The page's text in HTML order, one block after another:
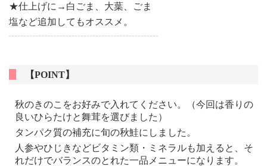
★仕上げに→白ごま、大葉、ごま
塩など追加してもオススメ。
【POINT】
秋のきのこをお好みで入れてください。（今回は香りの
良いひらたけと舞茸を選びました）
タンパク質の補充に旬の秋鮭にしました。
人参やひじきなどビタミン類・ミネラルも加えると、そ
れだけでバランスのとれた一品メニューになります。